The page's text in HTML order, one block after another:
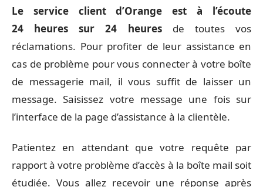
Le service client d’Orange est à l’écoute
24 heures sur 24 heuresde toutes vos
réclamations. Pour profiter de leur assistance en
cas de problème pour vous connecter à votre boîte
de messagerie mail, il vous suffit de laisser un
message. Saisissez votre message une fois sur
l’interface de la page d’assistance à la clientèle.
Patientez en attendant que votre requête par
rapport à votre problème d’accès à la boîte mail soit
étudiée. Vous allez recevoir une réponse après